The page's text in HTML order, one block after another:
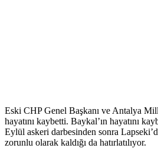
Eski CHP Genel Başkanı ve Antalya
hayatını kaybetti. Baykal’ın hayatını
Eylül askeri darbesinden sonra
zorunlu olarak kaldığı da hatırlatılıyor.